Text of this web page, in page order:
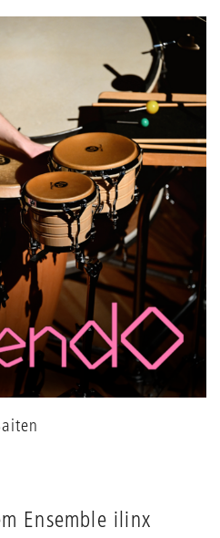
Ensemble ilinx